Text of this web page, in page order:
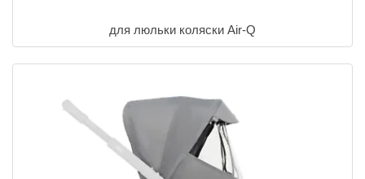
для люльки коляски Air-Q